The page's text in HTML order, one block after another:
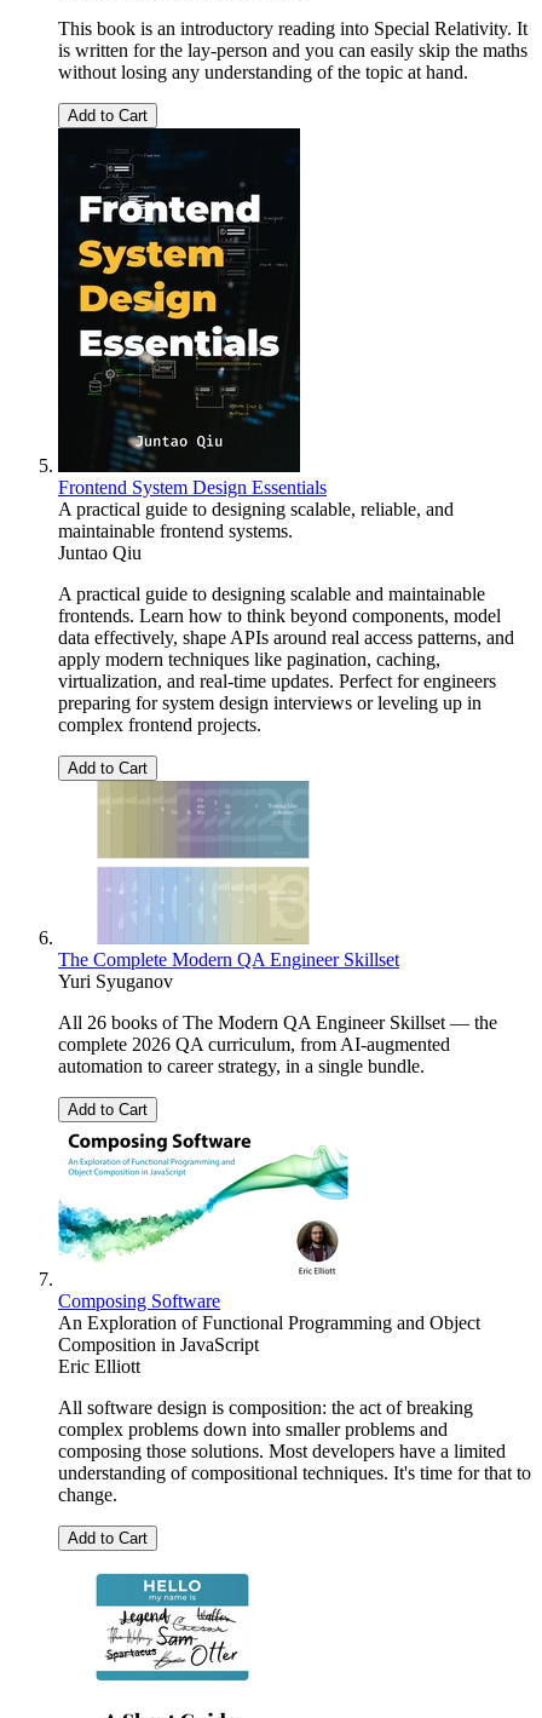
This book is an introductory reading into Special Relativity. It
is written for the lay-person and you can easily skip the maths
without losing any understanding of the topic at hand.
Add to Cart
Frontend System Design Essentials
A practical guide to designing scalable, reliable, and
maintainable frontend systems.
Juntao Qiu
A practical guide to designing scalable and maintainable
frontends. Learn how to think beyond components, model
data effectively, shape APIs around real access patterns, and
apply modern techniques like pagination, caching,
virtualization, and real-time updates. Perfect for engineers
preparing for system design interviews or leveling up in
complex frontend projects.
Add to Cart
The Complete Modern QA Engineer Skillset
Yuri Syuganov
All 26 books of The Modern QA Engineer Skillset — the
complete 2026 QA curriculum, from AI-augmented
automation to career strategy, in a single bundle.
Add to Cart
Composing Software
An Exploration of Functional Programming and Object
Composition in JavaScript
Eric Elliott
All software design is composition: the act of breaking
complex problems down into smaller problems and
composing those solutions. Most developers have a limited
understanding of compositional techniques. It's time for that to
change.
Add to Cart